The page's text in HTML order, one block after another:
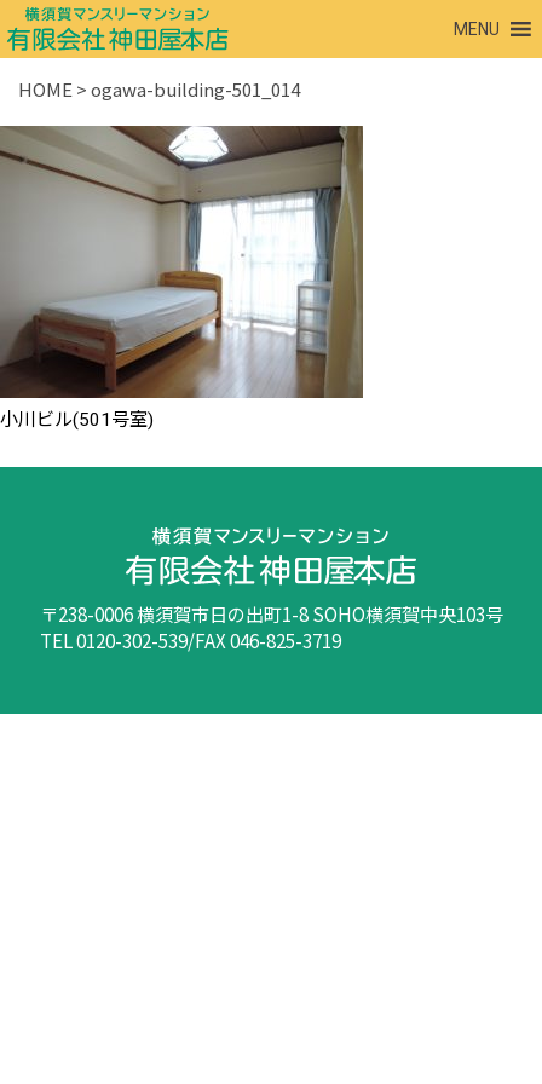
MENU
HOME >ogawa-building-501_014
小川ビル(501号室)
〒238-0006 横須賀市日の出町1-8 SOHO横須賀中央103号
TEL 0120-302-539/FAX 046-825-3719